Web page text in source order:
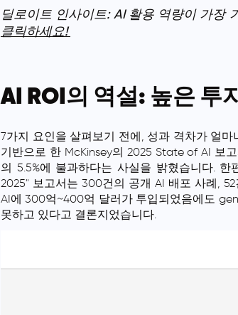
딜로이트 인사이트: AI 활용 역량이 가장
클릭하세요!
AI ROI의 역설: 높은 투
7가지 요인을 살펴보기 전에, 성과 격차가 얼
기반으로 한 McKinsey의 2025 State of AI 보
의 5.5%에 불과하다는 사실을 밝혔습니다.
2025" 보고서는 300건의 공개 AI 배포 사례,
AI에 300억~400억 달러가 투입되었음에도
못하고 있다고 결론지었습니다.